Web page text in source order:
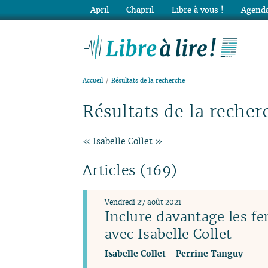
Accueil Résultats de la recherche
Résultats de la
« Isabelle Collet »
Articles (169)
Inclure davantage les
avec Isabelle Collet
Vendredi 27 août 2021
Isabelle Collet- Perrine Tanguy
April Chapril Libre à vous !